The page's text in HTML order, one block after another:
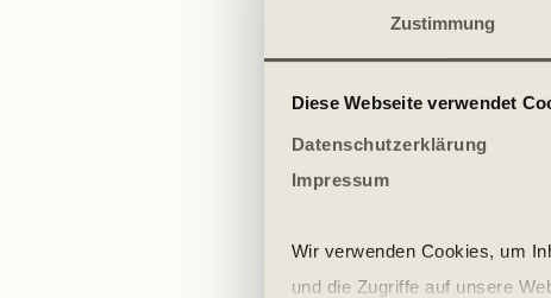
Zustimmung
Diese Webseite verwendet
Datenschutzerklärung
Impressum
Wir verwenden Cookies, um
und die Zugriffe auf unsere